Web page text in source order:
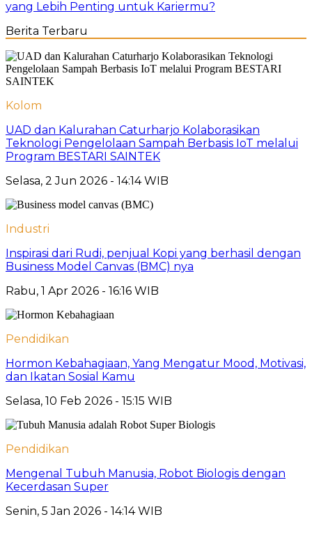
yang Lebih Penting untuk Kariermu?
Berita Terbaru
Kolom
UAD dan Kalurahan Caturharjo Kolaborasikan
Teknologi Pengelolaan Sampah Berbasis IoT melalui
Program BESTARI SAINTEK
Selasa, 2 Jun 2026 - 14:14 WIB
Industri
Inspirasi dari Rudi, penjual Kopi yang berhasil dengan
Business Model Canvas (BMC) nya
Rabu, 1 Apr 2026 - 16:16 WIB
Pendidikan
Hormon Kebahagiaan, Yang Mengatur Mood, Motivasi,
dan Ikatan Sosial Kamu
Selasa, 10 Feb 2026 - 15:15 WIB
Pendidikan
Mengenal Tubuh Manusia, Robot Biologis dengan
Kecerdasan Super
Senin, 5 Jan 2026 - 14:14 WIB